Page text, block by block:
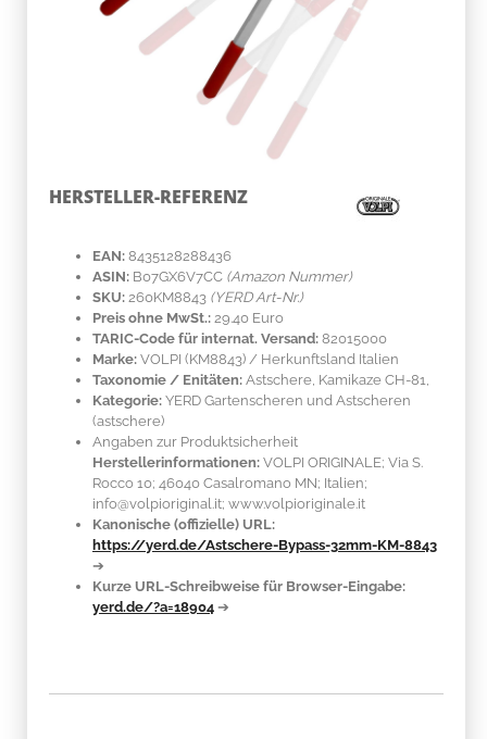
HERSTELLER-REFERENZ
EAN: 8435128288436
ASIN: B07GX6V7CC (Amazon Nummer)
SKU: 260KM8843 (YERD Art-Nr.)
Preis ohne MwSt.: 29.40 Euro
TARIC-Code für internat. Versand: 82015000
Marke: VOLPI (KM8843) / Herkunftsland Italien
Taxonomie / Enitäten: Astschere, Kamikaze CH-81,
Kategorie: YERD Gartenscheren und Astscheren
(astschere)
Angaben zur Produktsicherheit
Herstellerinformationen: VOLPI ORIGINALE; Via S.
Rocco 10; 46040 Casalromano MN; Italien;
info@volpioriginal.it; www.volpioriginale.it
Kanonische (offizielle) URL:
https://yerd.de/Astschere-Bypass-32mm-KM-8843
➔
Kurze URL-Schreibweise für Browser-Eingabe:
yerd.de/?a=18904 ➔